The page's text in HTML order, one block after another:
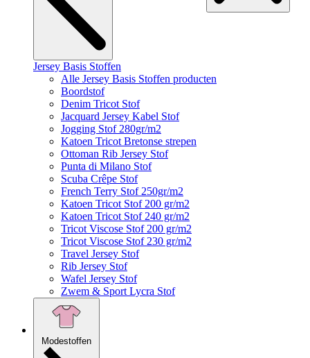
Jersey Basis Stoffen
Alle Jersey Basis Stoffen producten
Boordstof
Denim Tricot Stof
Jacquard Jersey Kabel Stof
Jogging Stof 280gr/m2
Katoen Tricot Bretonse strepen
Ottoman Rib Jersey Stof
Punta di Milano Stof
Scuba Crêpe Stof
French Terry Stof 250gr/m2
Katoen Tricot Stof 200 gr/m2
Katoen Tricot Stof 240 gr/m2
Tricot Viscose Stof 200 gr/m2
Tricot Viscose Stof 230 gr/m2
Travel Jersey Stof
Rib Jersey Stof
Wafel Jersey Stof
Zwem & Sport Lycra Stof
Modestoffen